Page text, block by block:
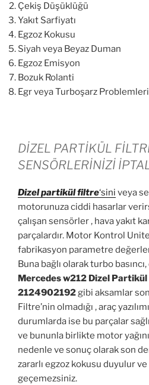
Çekiş Düşüklüğü
Yakıt Sarfiyatı
Egzoz Kokusu
Siyah veya Beyaz Duman
Egzoz Emisyon
Bozuk Rolanti
Egr veya Turboşarz Problemleri
DİZEL PARTİKÜL
SENSÖRLERİNİZİ
Dizel partikülfiltre‘sini veya
motorunuza ciddi hasarlar
çalışan sensörler , hava yakıt
parçalardır. Motor Kontrol
fabrikasyon parametre
Buna bağlı olarak turbo
Mercedes w212 Dizel
2124902192gibi aksamlar
Filtre’nin olmadığı , araç
durumlarda ise bu parçalar
ve bununla birlikte motor
nedenle ve sonuç olarak son
zararlı egzoz kokusu duyulur
geçemezsiniz.